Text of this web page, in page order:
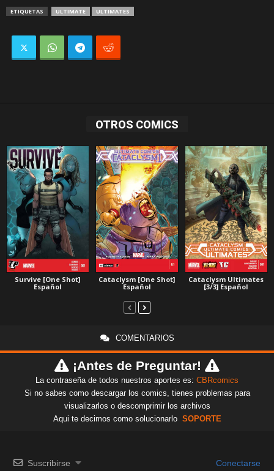
ETIQUETAS ULTIMATE ULTIMATES
OTROS COMICS
Survive [One Shot]
Español
Cataclysm [One Shot]
Español
Cataclysm Ultimates
[3/3] Español
COMENTARIOS
¡Antes de Preguntar!
La contraseña de todos nuestros aportes es: CBRcomics
Si no sabes como descargar los comics, tienes problemas para
visualizarlos o descomprimir los archivos
Aqui te decimos como solucionarlo SOPORTE
Suscribirse Conectarse